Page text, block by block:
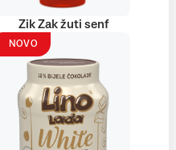
Zik Zak žuti senf
NOVO